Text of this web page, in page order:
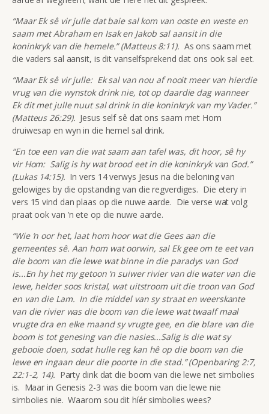
“Maar Ek sê vir julle dat baie sal kom van ooste en weste en
saam met Abraham en Isak en Jakob sal aansit in die
koninkryk van die hemele.” (Matteus 8:11). As ons saam met
die vaders sal aansit, is dit vanselfsprekend dat ons ook sal eet.
“Maar Ek sê vir julle: Ek sal van nou af nooit meer van hierdie
vrug van die wynstok drink nie, tot op daardie dag wanneer
Ek dit met julle nuut sal drink in die koninkryk van my Vader.”
(Matteus 26:29). Jesus self sê dat ons saam met Hom
druiwesap en wyn in die hemel sal drink.
“En toe een van die wat saam aan tafel was, dit hoor, sê hy
vir Hom: Salig is hy wat brood eet in die koninkryk van God.”
(Lukas 14:15). In vers 14 verwys Jesus na die beloning van
gelowiges by die opstanding van die regverdiges. Die etery in
vers 15 vind dan plaas op die nuwe aarde. Die verse wat volg
praat ook van ’n ete op die nuwe aarde.
“Wie ‘n oor het, laat hom hoor wat die Gees aan die
gemeentes sê. Aan hom wat oorwin, sal Ek gee om te eet van
die boom van die lewe wat binne in die paradys van God
is...En hy het my getoon ‘n suiwer rivier van die water van die
lewe, helder soos kristal, wat uitstroom uit die troon van God
en van die Lam. In die middel van sy straat en weerskante
van die rivier was die boom van die lewe wat twaalf maal
vrugte dra en elke maand sy vrugte gee, en die blare van die
boom is tot genesing van die nasies...Salig is die wat sy
gebooie doen, sodat hulle reg kan hê op die boom van die
lewe en ingaan deur die poorte in die stad.” (Openbaring 2:7,
22:1-2, 14). Party dink dat die boom van die lewe net simbolies
is. Maar in Genesis 2-3 was die boom van die lewe nie
simbolies nie. Waarom sou dit híér simbolies wees?